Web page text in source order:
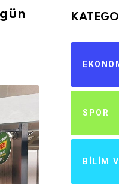
SPOR
BILIM